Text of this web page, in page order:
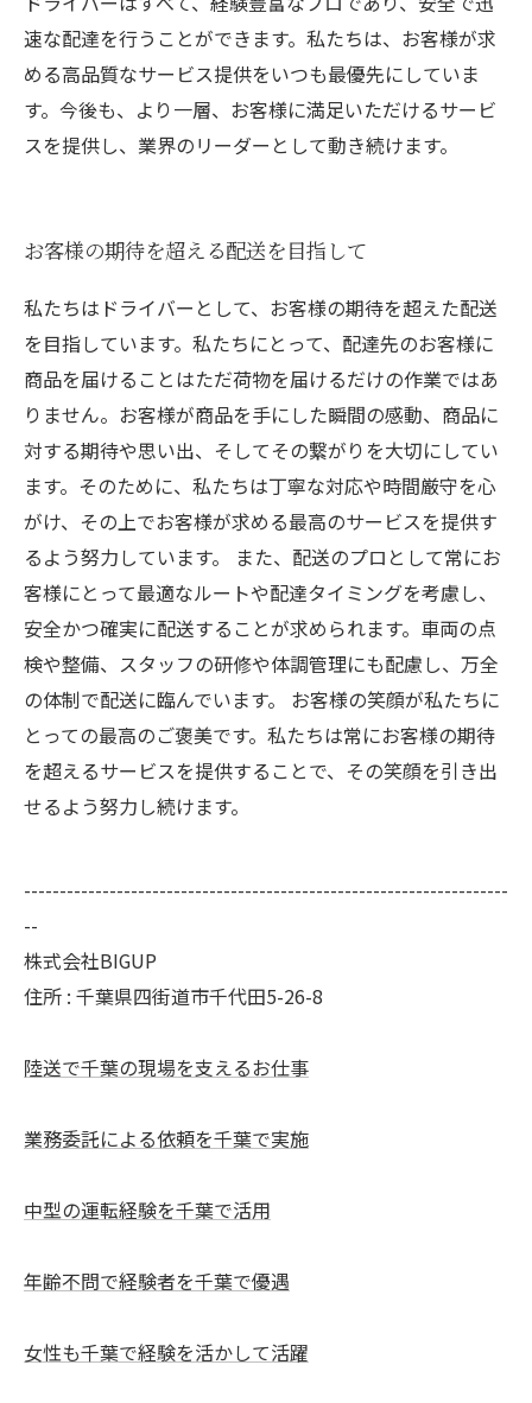
速な配達を行うことができます。私たちは、お客様が求
める高品質なサービス提供をいつも最優先にしていま
す。今後も、より一層、お客様に満足いただけるサービ
スを提供し、業界のリーダーとして動き続けます。
お客様の期待を超える配送を目指して
私たちはドライバーとして、お客様の期待を超えた配送
を目指しています。私たちにとって、配達先のお客様に
商品を届けることはただ荷物を届けるだけの作業ではあ
りません。お客様が商品を手にした瞬間の感動、商品に
対する期待や思い出、そしてその繋がりを大切にしてい
ます。そのために、私たちは丁寧な対応や時間厳守を心
がけ、その上でお客様が求める最高のサービスを提供す
るよう努力しています。 また、配送のプロとして常にお
客様にとって最適なルートや配達タイミングを考慮し、
安全かつ確実に配送することが求められます。車両の点
検や整備、スタッフの研修や体調管理にも配慮し、万全
の体制で配送に臨んでいます。 お客様の笑顔が私たちに
とっての最高のご褒美です。私たちは常にお客様の期待
を超えるサービスを提供することで、その笑顔を引き出
せるよう努力し続けます。
--------------------------------------------------------------------
--
株式会社BIGUP
住所 : 千葉県四街道市千代田5-26-8
陸送で千葉の現場を支えるお仕事
業務委託による依頼を千葉で実施
中型の運転経験を千葉で活用
年齢不問で経験者を千葉で優遇
女性も千葉で経験を活かして活躍